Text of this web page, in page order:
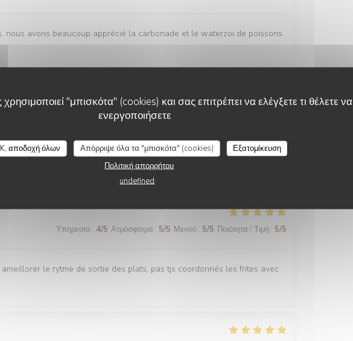
"μπισκότα" (cookies) και σας επιτρέπει να ελέγξετε τι θέλετε να
ενεργοποιήσετε
αποδοχή όλων Απόρριψε όλα τα "μπισκότα" (cookies)
Εξατομίκευση
Πολιτική απορρήτου
undefined
nous avons beaucoup apprécié la carbonade et le waterzoi de poissons
5/5 Ατμόσφαιρα:5/5
plats tous délicieux,un personnel attentionné et réactif !! On
Υπηρεσία : 4/5 Ατμόσφαιρα : 5/5 Μενού : 5/5 Ποιότητα / Τιμή : 5/5
le rytme de sortie des plats, pas tjs coordonnés les frites avec